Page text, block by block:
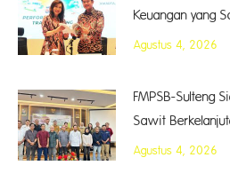
Keuangan yang
Agustus 4, 2026
FMPSB-Sulteng
Sawit
Agustus 4, 2026